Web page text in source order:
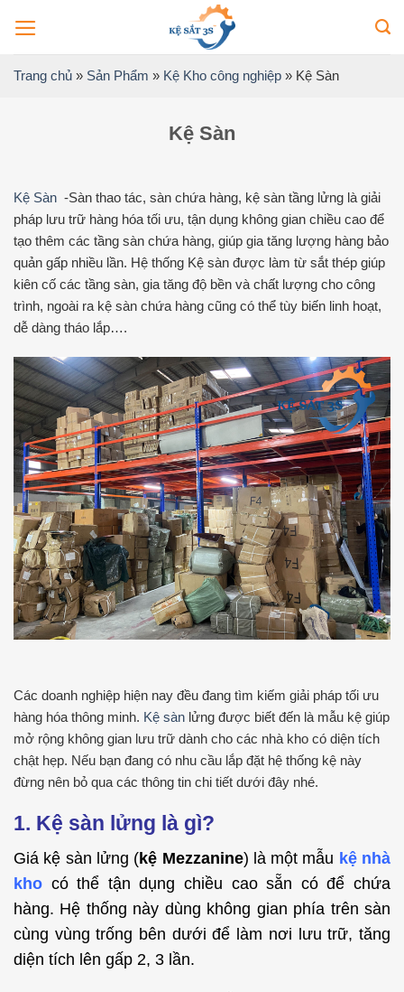
qua
nội
dungTrang chủ » Sản Phẩm » Kệ Kho công nghiệp » Kệ Sàn
Kệ Sàn
Kệ Sàn -Sàn thao tác, sàn chứa hàng, kệ sàn tầng lửng là giải
pháp lưu trữ hàng hóa tối ưu, tận dụng không gian chiều cao để
tạo thêm các tầng sàn chứa hàng, giúp gia tăng lượng hàng bảo
quản gấp nhiều lần. Hệ thống Kệ sàn được làm từ sắt thép giúp
kiên cố các tầng sàn, gia tăng độ bền và chất lượng cho công
trình, ngoài ra kệ sàn chứa hàng cũng có thể tùy biến linh hoạt,
dễ dàng tháo lắp….
Các doanh nghiệp hiện nay đều đang tìm kiếm giải pháp tối ưu
hàng hóa thông minh. Kệ sàn lửng được biết đến là mẫu kệ giúp
mở rộng không gian lưu trữ dành cho các nhà kho có diện tích
chật hẹp. Nếu bạn đang có nhu cầu lắp đặt hệ thống kệ này
đừng nên bỏ qua các thông tin chi tiết dưới đây nhé.
1. Kệ sàn lửng là gì?
Giá kệ sàn lửng (kệ Mezzanine) là một mẫu kệ nhà
kho có thể tận dụng chiều cao sẵn có để chứa
hàng. Hệ thống này dùng không gian phía trên sàn
cùng vùng trống bên dưới để làm nơi lưu trữ, tăng
diện tích lên gấp 2, 3 lần.